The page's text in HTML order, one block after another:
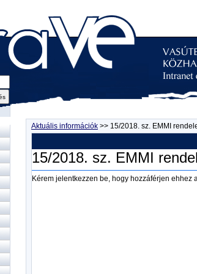
Aktuális információk >> 15/2018. sz. EMMI
15/2018. sz. EMMI
Kérem jelentkezzen be, hogy hozzáférjen ehhez